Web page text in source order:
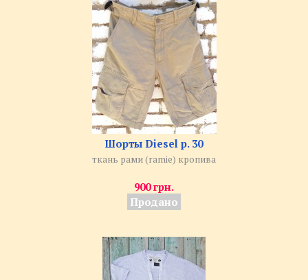
Шорты Diesel р. 30
ткань рами (ramie) кропива
900 грн.
Продано